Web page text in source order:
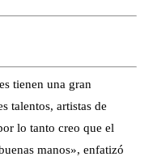
tienen una gran
talentos, artistas de
lo tanto creo que el
manos», enfatizó